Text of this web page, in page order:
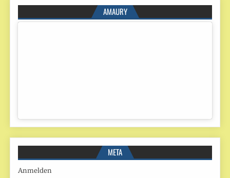
AMAURY
META
Anmelden